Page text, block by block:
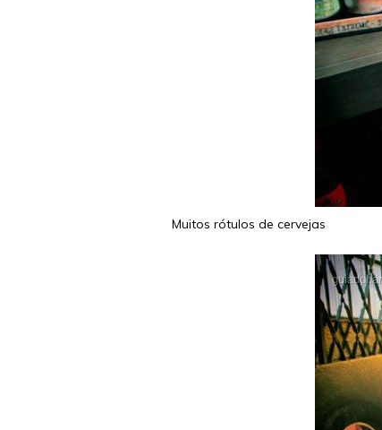
Muitos rótulos de cervejas